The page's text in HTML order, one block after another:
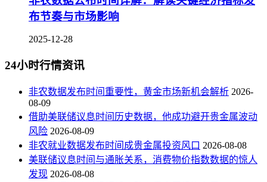
布节奏与市场影响
2025-12-28
24小时行情资讯
非农数据发布时间重要性，黄金市场新机会解析 2026-
08-09
借助美联储议息时间历史数据，他成功避开贵金属波动
风险 2026-08-09
非农就业数据发布时间成贵金属投资风口 2026-08-08
美联储议息时间与通胀关系，消费物价指数数据的惊人
发现 2026-08-08